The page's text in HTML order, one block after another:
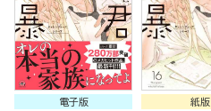
電子版
紙版